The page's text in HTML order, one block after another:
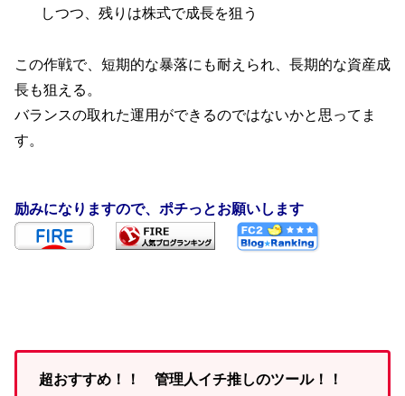
しつつ、残りは株式で成長を狙う
この作戦で、短期的な暴落にも耐えられ、長期的な資産成
長も狙える。
バランスの取れた運用ができるのではないかと思ってま
す。
励みになりますので、ポチっとお願いします
超おすすめ！！ 管理人イチ推しのツール！！